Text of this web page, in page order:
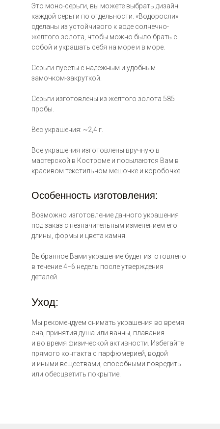
Мы рекомендуем снимать украшения во время
сна, принятия душа или ванны, плавания
и во время физической активности. Избегайте
прямого контакта с парфюмерией, водой
и иными веществами, способными повредить
или обесцветить покрытие.
Уход:
Возможно изготовление данного украшения
под заказ с незначительным изменением его
длины, формы и цвета камня.
Выбранное Вами украшение будет изготовлено
в течение 4−6 недель после утверждения
деталей.
Особенность изготовления:
Это моно-серьги, вы можете выбрать дизайн
каждой серьги по отдельности. «Водоросли»
сделаны из устойчивого к воде солнечно-
желтого золота, чтобы можно было брать с
собой и украшать себя на море и в море.
Серьги-пусеты с надежным и удобным
замочком-закруткой.
Серьги изготовлены из желтого золота 585
пробы.
Вес украшения: ~2,4 г.
Все украшения изготовлены вручную в
мастерской в Костроме и посылаются Вам в
красивом текстильном мешочке и коробочке.
52 000 ₽
12 000 ₽